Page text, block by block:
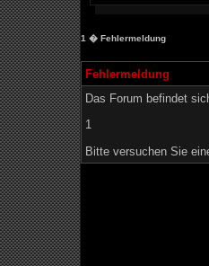
1 � Fehlermeldung
Fehlermeldung
Das Forum befindet
1
Bitte versuchen Sie